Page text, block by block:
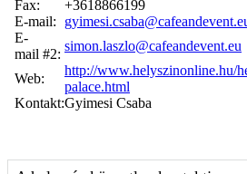
Fax:
+3618866199
E-mail:
E-
mail #2:
simon.laszlo@cafeandevent.eu
Web:
http://www.helyszinonline.hu/
palace.html
Kontakt:Gyimesi Csaba